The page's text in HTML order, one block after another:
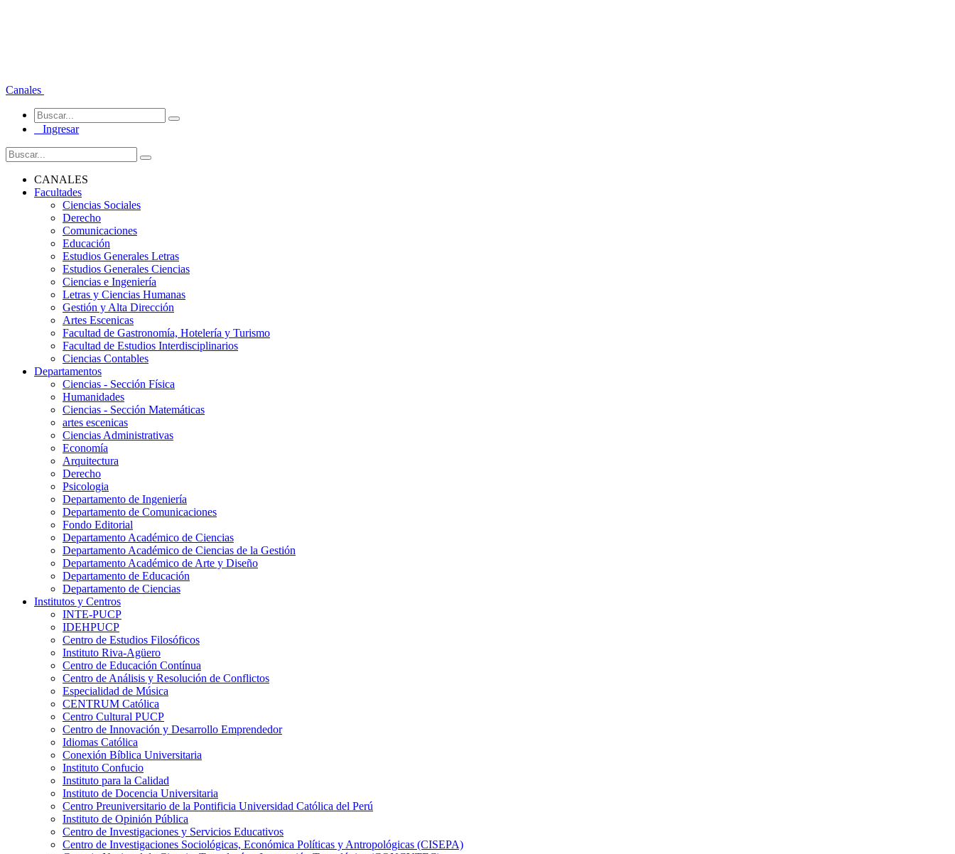
Canales
Ingresar
CANALES
Facultades
Ciencias Sociales
Derecho
Comunicaciones
Educación
Estudios Generales Letras
Estudios Generales Ciencias
Ciencias e Ingeniería
Letras y Ciencias Humanas
Gestión y Alta Dirección
Artes Escenicas
Facultad de Gastronomía, Hotelería y Turismo
Facultad de Estudios Interdisciplinarios
Ciencias Contables
Departamentos
Ciencias - Sección Física
Humanidades
Ciencias - Sección Matemáticas
artes escenicas
Ciencias Administrativas
Economía
Arquitectura
Derecho
Psicologia
Departamento de Ingeniería
Departamento de Comunicaciones
Fondo Editorial
Departamento Académico de Ciencias
Departamento Académico de Ciencias de la Gestión
Departamento Académico de Arte y Diseño
Departamento de Educación
Departamento de Ciencias
Institutos y Centros
INTE-PUCP
IDEHPUCP
Centro de Estudios Filosóficos
Instituto Riva-Agüero
Centro de Educación Contínua
Centro de Análisis y Resolución de Conflictos
Especialidad de Música
CENTRUM Católica
Centro Cultural PUCP
Centro de Innovación y Desarrollo Emprendedor
Idiomas Católica
Conexión Bíblica Universitaria
Instituto Confucio
Instituto para la Calidad
Instituto de Docencia Universitaria
Centro Preuniversitario de la Pontificia Universidad Católica del Perú
Instituto de Opinión Pública
Centro de Investigaciones y Servicios Educativos
Centro de Investigaciones Sociológicas, Económica Políticas y Antropológicas (CISEPA)